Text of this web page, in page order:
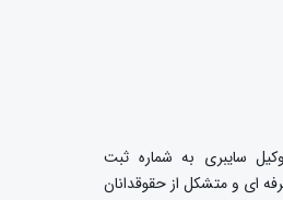
سایبری به شماره ثبت
حرفه ای و متشکل از حقوقدانان